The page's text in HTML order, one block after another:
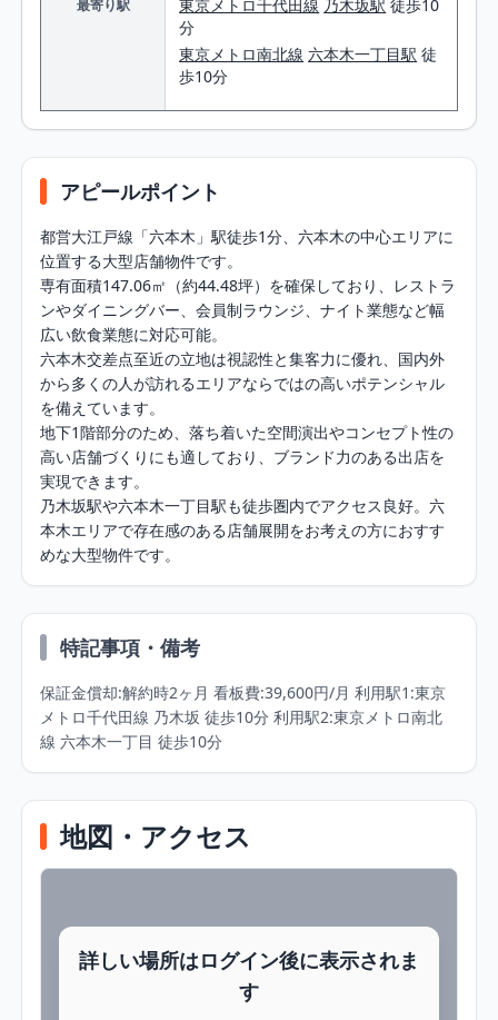
最寄り駅 東京メトロ千代田線 乃木坂駅 徒歩10
分
東京メトロ南北線 六本木一丁目駅 徒
歩10分
アピールポイント
都営大江戸線「六本木」駅徒歩1分、六本木の中心エリアに
位置する大型店舗物件です。
専有面積147.06㎡（約44.48坪）を確保しており、レストラ
ンやダイニングバー、会員制ラウンジ、ナイト業態など幅
広い飲食業態に対応可能。
六本木交差点至近の立地は視認性と集客力に優れ、国内外
から多くの人が訪れるエリアならではの高いポテンシャル
を備えています。
地下1階部分のため、落ち着いた空間演出やコンセプト性の
高い店舗づくりにも適しており、ブランド力のある出店を
実現できます。
乃木坂駅や六本木一丁目駅も徒歩圏内でアクセス良好。六
本木エリアで存在感のある店舗展開をお考えの方におすす
めな大型物件です。
特記事項・備考
保証金償却:解約時2ヶ月 看板費:39,600円/月 利用駅1:東京
メトロ千代田線 乃木坂 徒歩10分 利用駅2:東京メトロ南北
線 六本木一丁目 徒歩10分
地図・アクセス
詳しい場所はログイン後に表示されま
す